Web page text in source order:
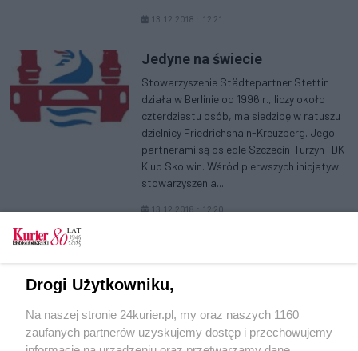
13.12.2018 r. 12:21
Jedyne na świecie
Stowarzyszenie Städtepartner Stettin
działa w Berlinie od 1996 r., liczy około
czterdziestu osób, ma siedzibę w ratuszu
dzielnicy Friedrichshain-Kreuzberg. Jego
partnerami są osiedle Szczecin-Turzyn i DK
Klub Skolwin. Wśród pierwszych inicjatyw
stowarzyszenia...
13.12.2018 r. 12:20
Drogi Użytkowniku,
Na naszej stronie 24kurier.pl, my oraz naszych 1160
zaufanych partnerów uzyskujemy dostęp i przechowujemy